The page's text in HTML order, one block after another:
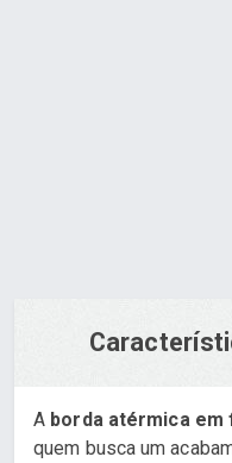
A borda atérmica em
quem busca um